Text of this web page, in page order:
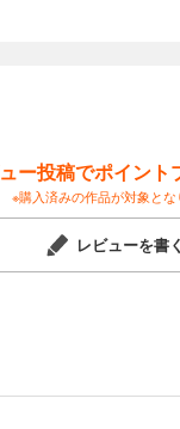
ー投稿でポイント
※購入済みの作品が対象とな
レビューを書く